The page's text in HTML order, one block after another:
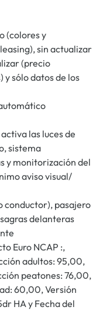
(colores y
sin actualizar
(precio
y sólo datos de los
las luces de
sistema
y monitorización del
aviso visual/
conductor), pasajero
delanteras
Euro NCAP :,
adultos: 95,00,
peatones: 76,00,
60,00, Versión
HA y Fecha del